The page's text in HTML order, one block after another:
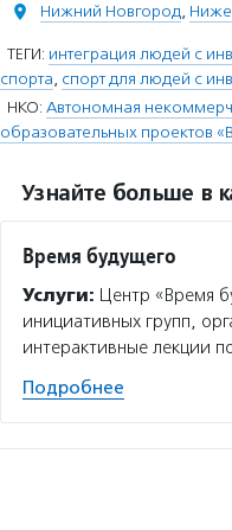
Нижний Новгород,
ТЕГИ: интеграция людей с
спорта, спорт для людей с
НКО: Автономная
образовательных проектов
Узнайте больше в
Время будущего
Услуги: Центр «Время
инициативных групп,
интерактивные лекции
Подробнее